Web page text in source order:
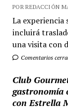
POR REDACCIÓN
La experiencia
incluirá
una visita con
Comentarios
Club
gastronomía
con Estrella